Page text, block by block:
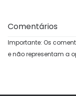
Comentários
Importante: Os
e não representam a